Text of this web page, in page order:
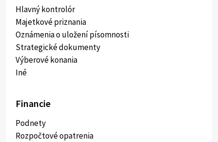
Hlavný kontrolór
Majetkové priznania
Oznámenia o uložení písomnosti
Strategické dokumenty
Výberové konania
Iné
Financie
Podnety
Rozpočtové opatrenia